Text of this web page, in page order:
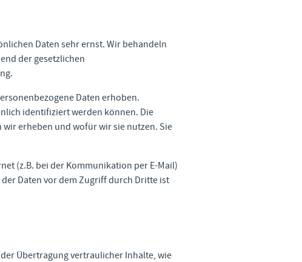
Daten sehr ernst. Wir behandeln
der gesetzlichen
Daten erhoben.
identifiziert werden können. Die
erheben und wofür wir sie nutzen. Sie
(z.B. bei der Kommunikation per E-Mail)
Daten vor dem Zugriff durch Dritte ist
Übertragung vertraulicher Inhalte, wie